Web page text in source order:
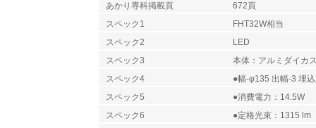
あかり専科掲載頁
672頁
スペック1
FHT32W相当
スペック2
LED
スペック3
本体：アルミダイカ
スペック4
●幅-φ135 出幅-3 埋
スペック5
●消費電力：14.5W
スペック6
●定格光束：1315 lm